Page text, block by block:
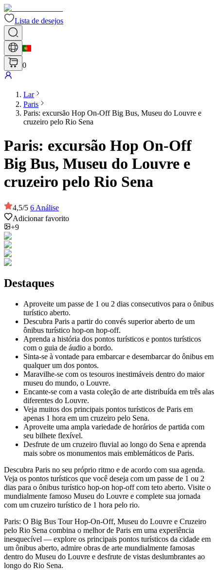
Lista de desejos
0
Lar
Paris
Paris: excursão Hop On-Off Big Bus, Museu do Louvre e
cruzeiro pelo Rio Sena
Paris: excursão Hop On-Off
Big Bus, Museu do Louvre e
cruzeiro pelo Rio Sena
4,5/5 6 Análise
Adicionar favorito
+9
Destaques
Aproveite um passe de 1 ou 2 dias consecutivos para o ônibus
turístico aberto.
Descubra Paris a partir do convés superior aberto de um
ônibus turístico hop-on hop-off.
Aprenda a história dos pontos turísticos e pontos turísticos
com o guia de áudio a bordo.
Sinta-se à vontade para embarcar e desembarcar do ônibus em
qualquer um dos pontos.
Maravilhe-se com os tesouros inestimáveis ​​dentro do maior
museu do mundo, o Louvre.
Encante-se com a vasta coleção de arte distribuída em três alas
diferentes do Louvre.
Veja muitos dos principais pontos turísticos de Paris em
apenas 1 hora em um cruzeiro pelo Sena.
Aproveite uma ampla variedade de horários de partida com
seu bilhete flexível.
Desfrute de um cruzeiro fluvial ao longo do Sena e aprenda
mais sobre os monumentos mais emblemáticos de Paris.
Descubra Paris no seu próprio ritmo e de acordo com sua agenda.
Veja os pontos turísticos que você deseja com um passe de 1 ou 2
dias para o ônibus turístico hop-on hop-off com teto aberto. Visite o
mundialmente famoso Museu do Louvre e complete sua jornada
com um cruzeiro turístico de 1 hora pelo rio.
Paris: O Big Bus Tour Hop-On-Off, Museu do Louvre e Cruzeiro
pelo Rio Sena combina o melhor de Paris em uma experiência
inesquecível — explore os principais pontos turísticos da cidade em
um ônibus aberto, admire obras de arte mundialmente famosas
dentro do Museu do Louvre e desfrute de vistas deslumbrantes ao
longo do Rio Sena.